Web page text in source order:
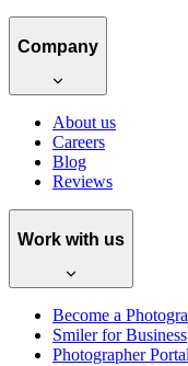
Company
About us
Careers
Blog
Reviews
Work with us
Become a
Smiler for Business
Photographer